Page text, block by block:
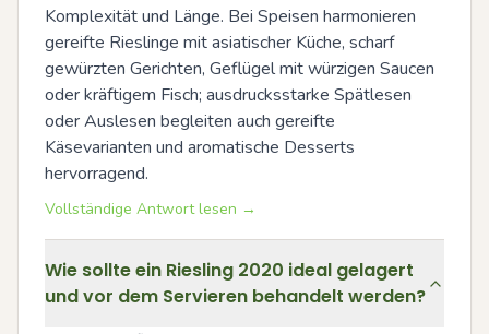
Komplexität und Länge. Bei Speisen harmonieren
gereifte Rieslinge mit asiatischer Küche, scharf
gewürzten Gerichten, Geflügel mit würzigen Saucen
oder kräftigem Fisch; ausdrucksstarke Spätlesen
oder Auslesen begleiten auch gereifte
Käsevarianten und aromatische Desserts
hervorragend.
Vollständige Antwort lesen →
Wie sollte ein Riesling 2020 ideal gelagert
und vor dem Servieren behandelt werden?